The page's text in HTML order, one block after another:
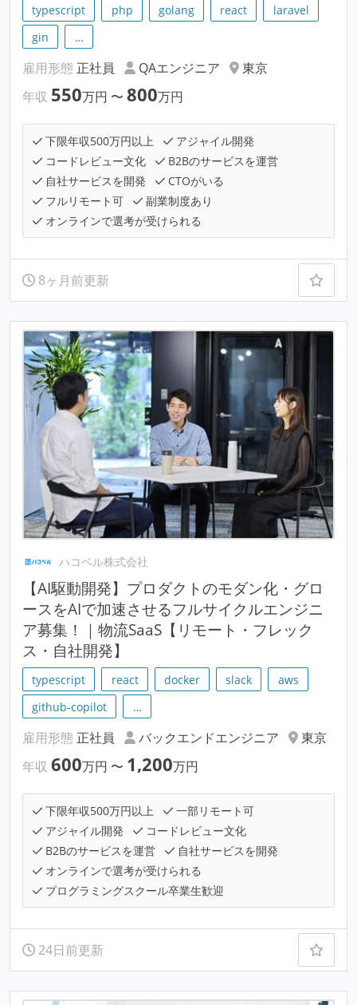
typescript php golang react
laravel
gin
…
雇用形態 正社員 QAエンジニア
東京
年収 550万円 〜 800万円
下限年収500万円以上
アジャイル開発
コードレビュー文化
B2Bのサービスを運営
自社サービスを開発
CTOがいる
フルリモート可
副業制度あり
オンラインで選考が受けられる
8ヶ月前更新
ハコベル株式会社
【AI駆動開発】プロダクトのモダン化・グロ
ースをAIで加速させるフルサイクルエンジニ
ア募集！｜物流SaaS【リモート・フレック
ス・自社開発】
typescript react docker slack
aws
github-copilot
…
雇用形態 正社員 バックエンドエンジニア
東京
年収 600万円 〜 1,200万円
下限年収500万円以上
一部リモート可
アジャイル開発
コードレビュー文化
B2Bのサービスを運営
自社サービスを開発
オンラインで選考が受けられる
プログラミングスクール卒業生歓迎
24日前更新